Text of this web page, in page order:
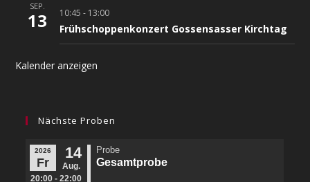
SEP.
13 10:45 - 13:00
Frühschoppenkonzert Gossensasser Kirchtag
Kalender anzeigen
Nächste Proben